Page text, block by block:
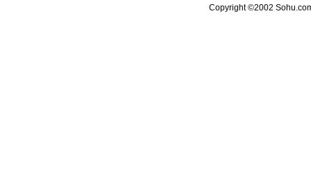
Copyright ©2002